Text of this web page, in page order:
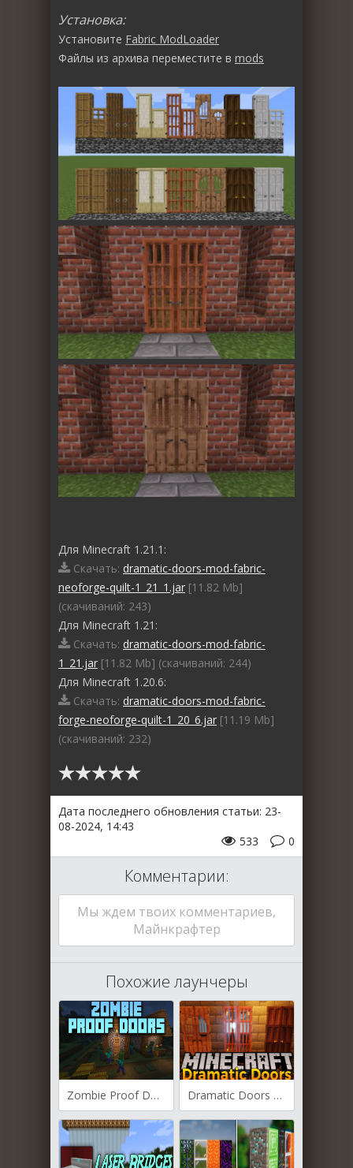
Установка:
Установите Fabric ModLoader
Файлы из архива переместите в mods
Для Minecraft 1.21.1:
Скачать: dramatic-doors-mod-fabric-
neoforge-quilt-1_21_1.jar [11.82 Mb]
(cкачиваний: 243)
Для Minecraft 1.21:
Скачать: dramatic-doors-mod-fabric-
1_21.jar [11.82 Mb] (cкачиваний: 244)
Для Minecraft 1.20.6:
Скачать: dramatic-doors-mod-fabric-
forge-neoforge-quilt-1_20_6.jar [11.19 Mb]
(cкачиваний: 232)
Дата последнего обновления статьи: 23-
08-2024, 14:43
0
533
Комментарии:
Мы ждем твоих комментариев,
Майнкрафтер
Похожие лаунчеры
Zombie Proof Doors для Майнкрафт [1.20.6, 1.20.4] Dramatic Doors для Майнкрафт [1.20.4, 1.20.2, 1.20.1]